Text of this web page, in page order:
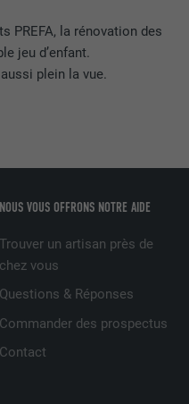
PREFA, la rénovation des
jeu d’enfant.
plein la vue.
NOUS VOUS OFFRONS NOTRE AIDE
Trouver un artisan près de
chez vous
Questions & Réponses
Commander des prospectus
Contact
de réseau social
suivre l'utilisation de
service de réseau social
suivre l'utilisation de